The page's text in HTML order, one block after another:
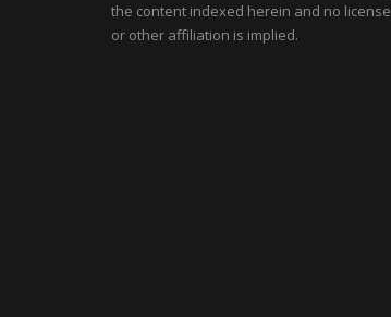
the content indexed herein and no license
or other affiliation is implied.